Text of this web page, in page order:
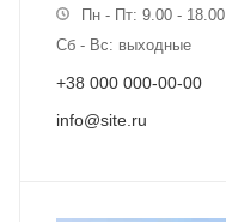
Пн - Пт: 9.00 - 18.00
Сб - Вс: выходные
+38 000 000-00-00
info@site.ru